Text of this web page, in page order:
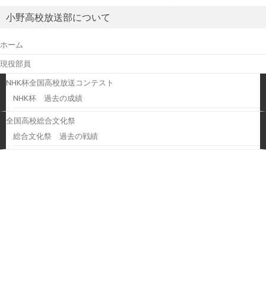
小野高校放送部について
ホーム
現役部員
NHK杯全国高校放送コンテスト
NHK杯 過去の成績
全国高校総合文化祭
総合文化祭 過去の戦績